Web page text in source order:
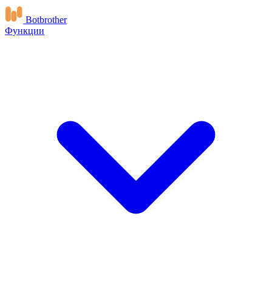
Botbrother
Функции